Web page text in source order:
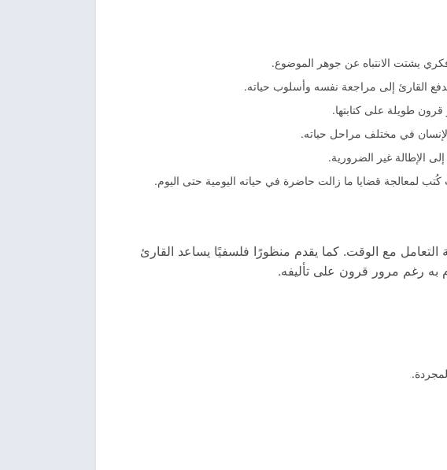
يشتت الانتباه عن جوهر الموضوع.
القارئ إلى مراجعة نفسه وأسلوب حياته.
قرون طويلة على كتابتها.
في مختلف مراحل حياته.
الإطالة غير الضرورية.
لمعالجة قضايا ما زالت حاضرة في حياته اليومية حتى اليوم.
التعامل مع الوقت. كما يقدم منظورًا فلسفيًا يساعد القارئ
به رغم مرور قرون على تأليفه.